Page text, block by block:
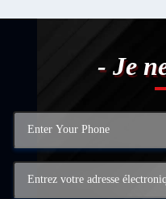
- Je